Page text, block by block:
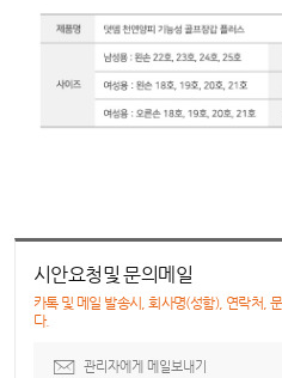
시안요청및 문의메일
카톡 및 메일 발송시, 회사명(성함), 연락처,
다.
관리자에게 메일보내기